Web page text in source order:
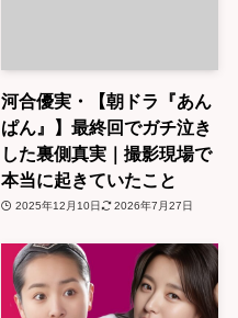
河合優実・【朝ドラ『あん
ぱん』】最終回でガチ泣き
した裏側真実｜撮影現場で
本当に起きていたこと
2025年12月10日 2026年7月27日